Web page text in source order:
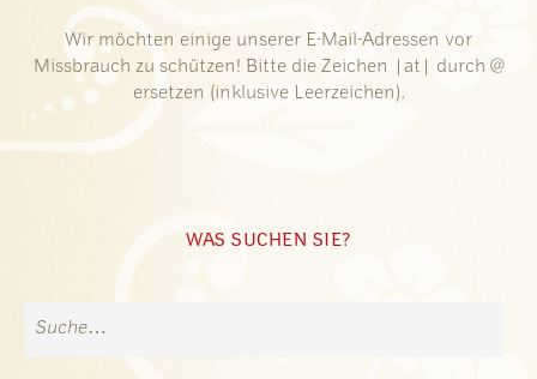
Wir möchten einige unserer E-Mail-Adressen vor
Missbrauch zu schützen! Bitte die Zeichen |at| durch @
ersetzen (inklusive Leerzeichen).
WAS SUCHEN SIE?